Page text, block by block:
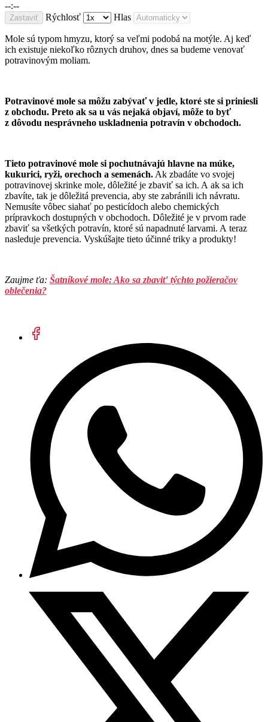
--:--
Zastaviť Rýchlosť Hlas
Mole sú typom hmyzu, ktorý sa veľmi podobá na motýle. Aj keď
ich existuje niekoľko rôznych druhov, dnes sa budeme venovať
potravinovým moliam.
Potravinové mole sa môžu zabývať v jedle, ktoré ste si priniesli
z obchodu. Preto ak sa u vás nejaká objaví, môže to byť
z dôvodu nesprávneho uskladnenia potravín v obchodoch.
Tieto potravinové mole si pochutnávajú hlavne na múke,
kukurici, ryži, orechoch a semenách.Ak zbadáte vo svojej
potravinovej skrinke mole, dôležité je zbaviť sa ich. A ak sa ich
zbavíte, tak je dôležitá prevencia, aby ste zabránili ich návratu.
Nemusíte vôbec siahať po pesticídoch alebo chemických
prípravkoch dostupných v obchodoch. Dôležité je v prvom rade
zbaviť sa všetkých potravín, ktoré sú napadnuté larvami. A teraz
nasleduje prevencia. Vyskúšajte tieto účinné triky a produkty!
Zaujme ťa: Šatníkové mole: Ako sa zbaviť týchto požieračov
oblečenia?